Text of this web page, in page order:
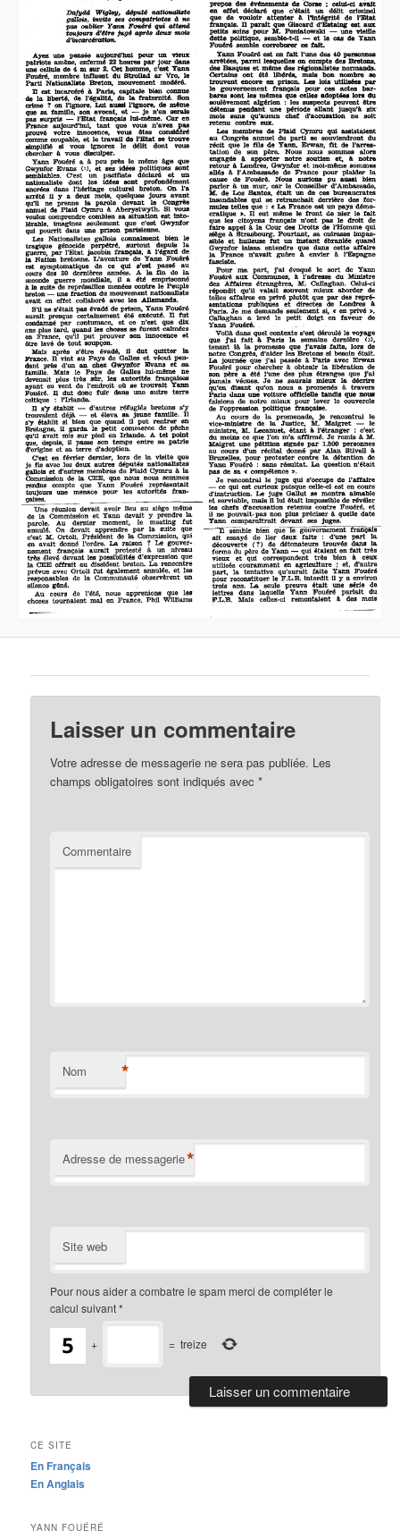
Laisser un commentaire
Votre adresse de messagerie ne sera pas publiée. Les
champs obligatoires sont indiqués avec*
Commentaire
Nom *
Adresse de messagerie*
Site web
Pour nous aider a combatre le spam merci de compléter le
calcul suivant*
+ = treize
CE SITE
En Français
En Anglais
YANN FOUÉRÉ